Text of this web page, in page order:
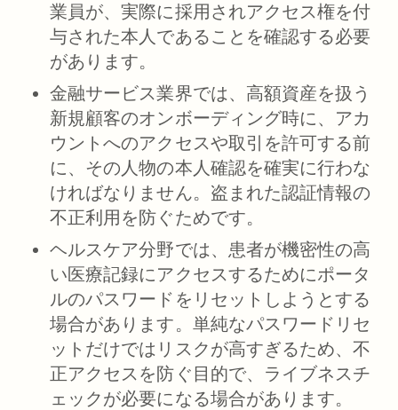
業員が、実際に採用されアクセス権を付
与された本人であることを確認する必要
があります。
金融サービス業界では、高額資産を扱う
新規顧客のオンボーディング時に、アカ
ウントへのアクセスや取引を許可する前
に、その人物の本人確認を確実に行わな
ければなりません。盗まれた認証情報の
不正利用を防ぐためです。
ヘルスケア分野では、患者が機密性の高
い医療記録にアクセスするためにポータ
ルのパスワードをリセットしようとする
場合があります。単純なパスワードリセ
ットだけではリスクが高すぎるため、不
正アクセスを防ぐ目的で、ライブネスチ
ェックが必要になる場合があります。